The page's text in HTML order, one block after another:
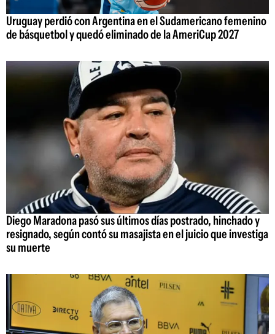
Uruguay perdió con Argentina en el Sudamericano femenino
de básquetbol y quedó eliminado de la AmeriCup 2027
Diego Maradona pasó sus últimos días postrado, hinchado y
resignado, según contó su masajista en el juicio que investiga
su muerte